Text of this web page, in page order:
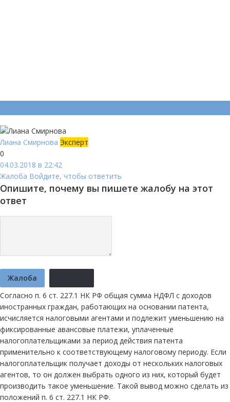
Лиана Смирнова Эксперт
0
04.03.2018 в 22:42
Жалоба Войдите, чтобы ответить
Опишите, почему вы пишете жалобу на этот
ответ
Жалоба
Согласно п. 6 ст. 227.1 НК РФ общая сумма НДФЛ с доходов
иностранных граждан, работающих на основании патента,
исчисляется налоговыми агентами и подлежит уменьшению на
фиксированные авансовые платежи, уплаченные
налогоплательщиками за период действия патента
применительно к соответствующему налоговому периоду. Если
налогоплательщик получает доходы от нескольких налоговых
агентов, то он должен выбрать одного из них, который будет
производить такое уменьшение. Такой вывод можно сделать из
положений п. 6 ст. 227.1 НК РФ.